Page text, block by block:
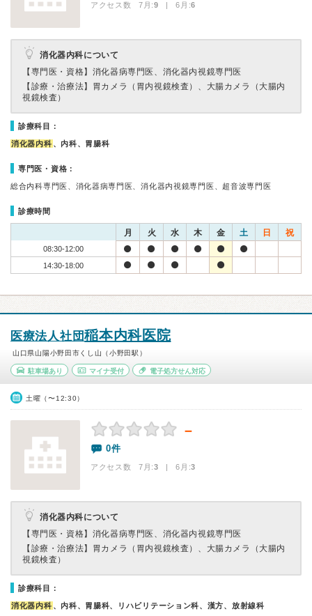
アクセス数 7月:9 | 6月:6
消化器内科について
【専門医・資格】 消化器病専門医、消化器内視鏡専門医
【診療・治療法】 胃カメラ（胃内視鏡検査）、大腸カメラ（大腸内
視鏡検査）
診療科目：
消化器内科 、内科、胃腸科
専門医・資格：
総合内科専門医、消化器病専門医、消化器内視鏡専門医、超音波専門医
診療時間
月 火 水 木 金 土 日 祝
08:30-12:00
14:30-18:00
医療法人社団稲本内科医院
山口県山陽小野田市くし山（小野田駅）
駐車場あり マイナ受付 電子処方せん対応
土曜（〜12:30）
－
0件
アクセス数 7月:3 | 6月:3
消化器内科について
【専門医・資格】 消化器病専門医、消化器内視鏡専門医
【診療・治療法】 胃カメラ（胃内視鏡検査）、大腸カメラ（大腸内
視鏡検査）
診療科目：
消化器内科 、内科、胃腸科、リハビリテーション科、漢方、放射線科